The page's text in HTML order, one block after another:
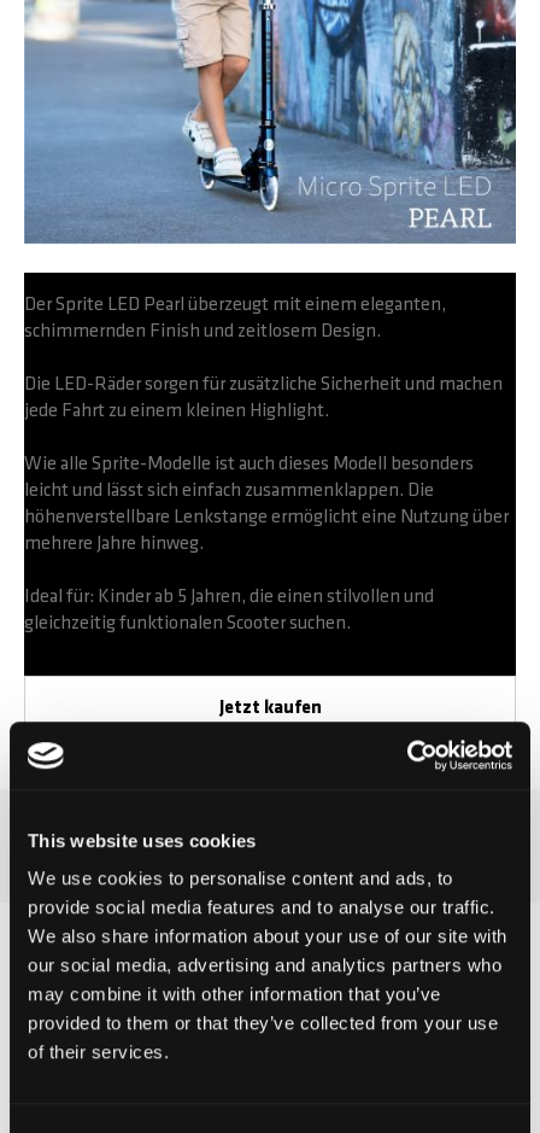
This website uses cookies
We use cookies to personalise content and ads, to
provide social media features and to analyse our traffic.
We also share information about your use of our site with
our social media, advertising and analytics partners who
may combine it with other information that you’ve
provided to them or that they’ve collected from your use
of their services.
Der Sprite LED Pearl überzeugt mit einem eleganten,
schimmernden Finish und zeitlosem Design.
Die LED-Räder sorgen für zusätzliche Sicherheit und machen
jede Fahrt zu einem kleinen Highlight.
Wie alle Sprite-Modelle ist auch dieses Modell besonders
leicht und lässt sich einfach zusammenklappen. Die
höhenverstellbare Lenkstange ermöglicht eine Nutzung über
mehrere Jahre hinweg.
Ideal für: Kinder ab 5 Jahren, die einen stilvollen und
gleichzeitig funktionalen Scooter suchen.
Jetzt kaufen
Sprite ECO LED